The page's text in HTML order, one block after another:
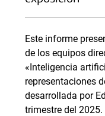
Este informe
de los equipos
«Inteligencia
representaciones
desarrollada por
trimestre del 2025.